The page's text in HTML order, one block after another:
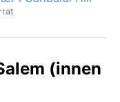
(innen